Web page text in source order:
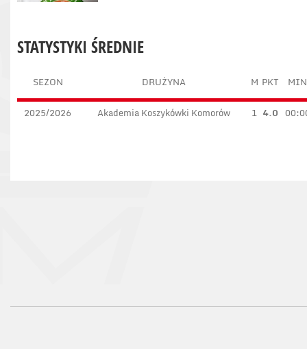
STATYSTYKI ŚREDNIE
SEZON DRUŻYNA M PKT MIN
2025/2026 Akademia Koszykówki Komorów 1 4.0